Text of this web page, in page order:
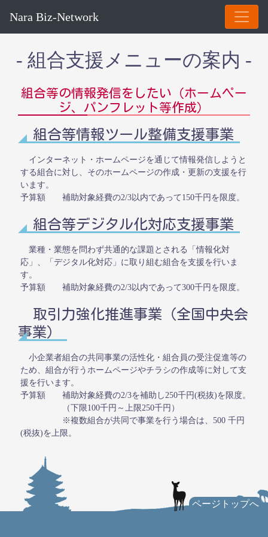
Nara Biz-Network
- 組合支援メニューの案内 -
組合等の情報発信をしたい（ホームペー
ジ、パンフレット等作成）
組合等情報ツール整備支援事業
インターネット・ホームページを通じて情報発信しようと
する組合に対し、そのホームページの作成・更新の支援を行
います。
予算額 補助対象経費の2/3以内であって150千円を限度。
組合等デジタル化対応支援事業
業種・業態を問わず共通的な課題とされる「情報化対
応」、「デジタル化対応」に取り組む組合を支援を行いま
す。
予算額 補助対象経費の2/3以内であって300千円を限度。
取引力強化推進事業（全国中央会
事業）
小企業者組合の共同事業の活性化・組合員の受注促進等の
ため、組合が行うホームページやチラシの作成等に対して支
援を行います。
予算額 補助対象経費の2/3を補助し250千円(税抜)を限度。
（下限100千円～上限250千円）
※複数組合が共同で事業を行う場合は、500 千円
(税抜)を上限。
ページトップへ